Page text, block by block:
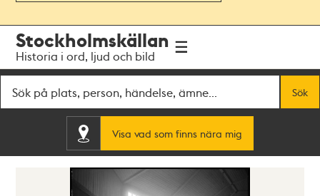
navigationen
huvudinnehållet
Stockholmskällan
Historia i ord, ljud och bild
Sök
Visa vad som finns nära mig